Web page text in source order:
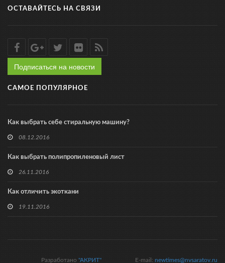
ОСТАВАЙТЕСЬ НА СВЯЗИ
Подписаться на новости
САМОЕ ПОПУЛЯРНОЕ
Как выбрать себе стиральную машину?
08.12.2016
Как выбрать полипропиленовый лист
26.11.2016
Как отличить экоткани
19.11.2016
E-mail: newtimes@nvsaratov.ru
Разработано "АКРИТ"